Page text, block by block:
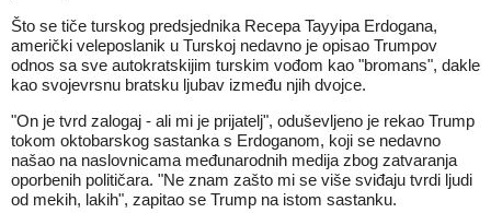
Što se tiče turskog predsjednika Recepa Tayyipa Erdogana,
američki veleposlanik u Turskoj nedavno je opisao Trumpov
odnos sa sve autokratskijim turskim vođom kao "bromans", dakle
kao svojevrsnu bratsku ljubav između njih dvojce.
"On je tvrd zalogaj - ali mi je prijatelj", oduševljeno je rekao Trump
tokom oktobarskog sastanka s Erdoganom, koji se nedavno
našao na naslovnicama međunarodnih medija zbog zatvaranja
oporbenih političara. "Ne znam zašto mi se više sviđaju tvrdi ljudi
od mekih, lakih", zapitao se Trump na istom sastanku.